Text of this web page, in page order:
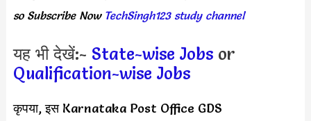
so Subscribe Now TechSingh123 study channel
यह भी देखें:- State-wise Jobs or
Qualification-wise Jobs
कृपया, इस Karnataka Post Office GDS